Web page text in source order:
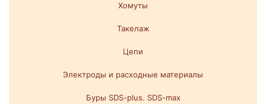
Хомуты
Такелаж
Цепи
Электроды и расходные материалы
Буры SDS-plus. SDS-max